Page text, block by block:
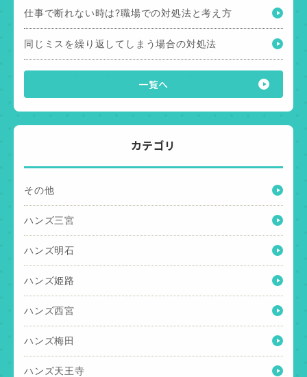
仕事で断れない時は?職場での対処法と考え方
同じミスを繰り返してしまう場合の対処法
一覧へ
カテゴリ
その他
ハンズ三宮
ハンズ明石
ハンズ姫路
ハンズ西宮
ハンズ梅田
ハンズ天王寺